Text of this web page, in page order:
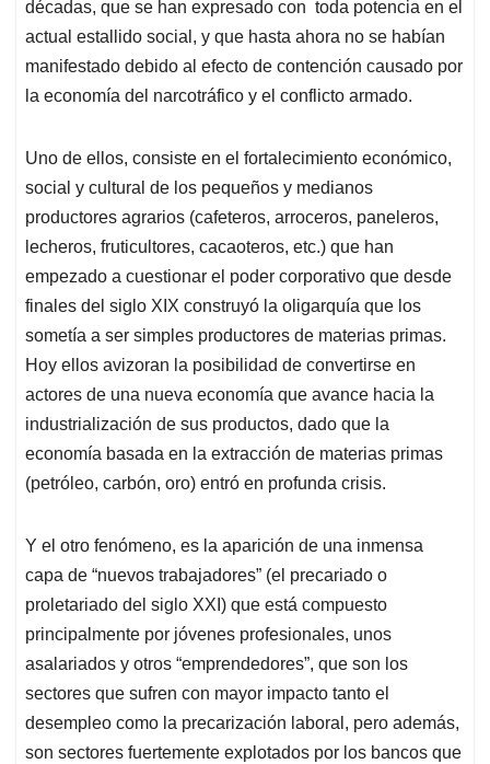
décadas, que se han expresado con toda potencia en el
actual estallido social, y que hasta ahora no se habían
manifestado debido al efecto de contención causado por
la economía del narcotráfico y el conflicto armado.
Uno de ellos, consiste en el fortalecimiento económico,
social y cultural de los pequeños y medianos
productores agrarios (cafeteros, arroceros, paneleros,
lecheros, fruticultores, cacaoteros, etc.) que han
empezado a cuestionar el poder corporativo que desde
finales del siglo XIX construyó la oligarquía que los
sometía a ser simples productores de materias primas.
Hoy ellos avizoran la posibilidad de convertirse en
actores de una nueva economía que avance hacia la
industrialización de sus productos, dado que la
economía basada en la extracción de materias primas
(petróleo, carbón, oro) entró en profunda crisis.
Y el otro fenómeno, es la aparición de una inmensa
capa de “nuevos trabajadores” (el precariado o
proletariado del siglo XXI) que está compuesto
principalmente por jóvenes profesionales, unos
asalariados y otros “emprendedores”, que son los
sectores que sufren con mayor impacto tanto el
desempleo como la precarización laboral, pero además,
son sectores fuertemente explotados por los bancos que